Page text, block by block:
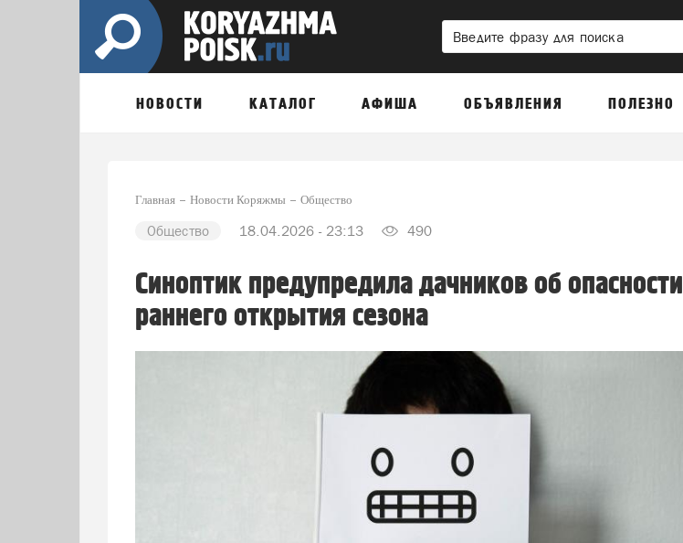
НОВОСТИ КАТАЛОГ АФИША ОБЪЯВЛЕНИЯ ПОЛЕЗНО
Главная Новости Коряжмы Общество
Общество 18.04.2026 - 23:13 490
Синоптик предупредила дачников об опасности
раннего открытия сезона